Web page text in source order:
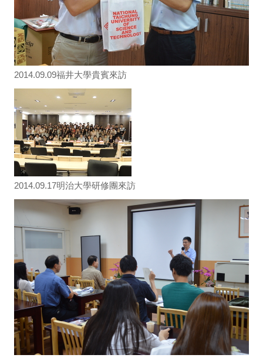
2014.09.09福井大學貴賓來訪
2014.09.17明治大學研修團來訪